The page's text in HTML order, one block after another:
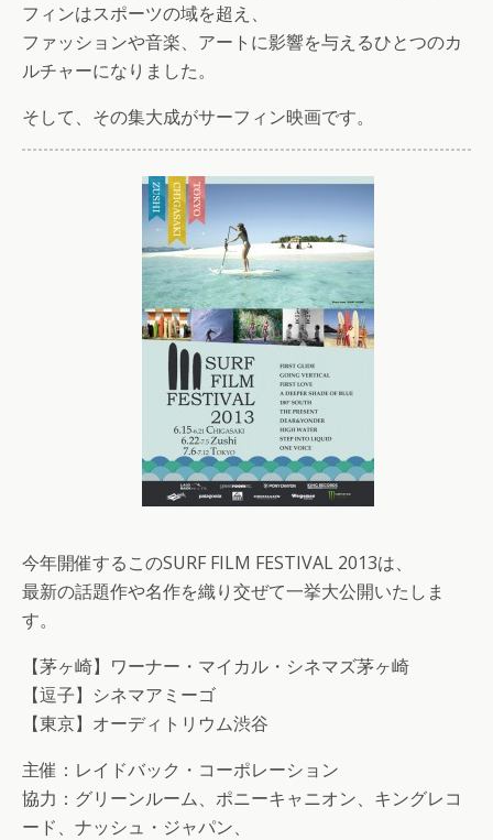
フィンはスポーツの域を超え、
ファッションや音楽、アートに影響を与えるひとつのカ
ルチャーになりました。
そして、その集大成がサーフィン映画です。
今年開催するこのSURF FILM FESTIVAL 2013は、
最新の話題作や名作を織り交ぜて一挙大公開いたしま
す。
【茅ヶ崎】ワーナー・マイカル・シネマズ茅ヶ崎
【逗子】シネマアミーゴ
【東京】オーディトリウム渋谷
主催：レイドバック・コーポレーション
協力：グリーンルーム、ポニーキャニオン、キングレコ
ード、ナッシュ・ジャパン、